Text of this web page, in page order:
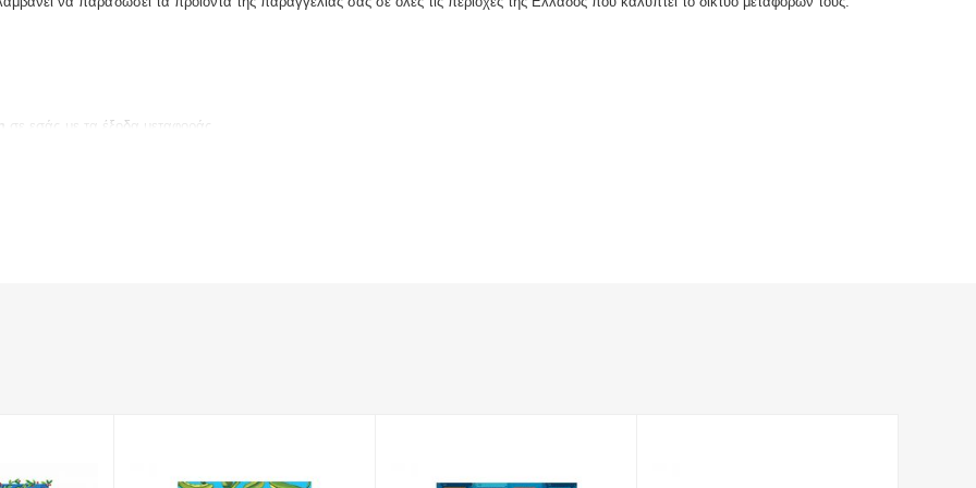
σε εσάς με τα έξοδα μεταφοράς.